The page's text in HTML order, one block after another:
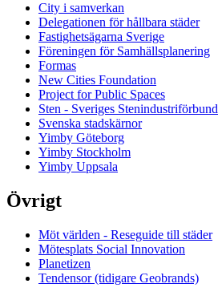
City i samverkan
Delegationen för hållbara städer
Fastighetsägarna Sverige
Föreningen för Samhällsplanering
Formas
New Cities Foundation
Project for Public Spaces
Sten - Sveriges Stenindustriförbund
Svenska stadskärnor
Yimby Göteborg
Yimby Stockholm
Yimby Uppsala
Övrigt
Möt världen - Reseguide till städer
Mötesplats Social Innovation
Planetizen
Tendensor (tidigare Geobrands)